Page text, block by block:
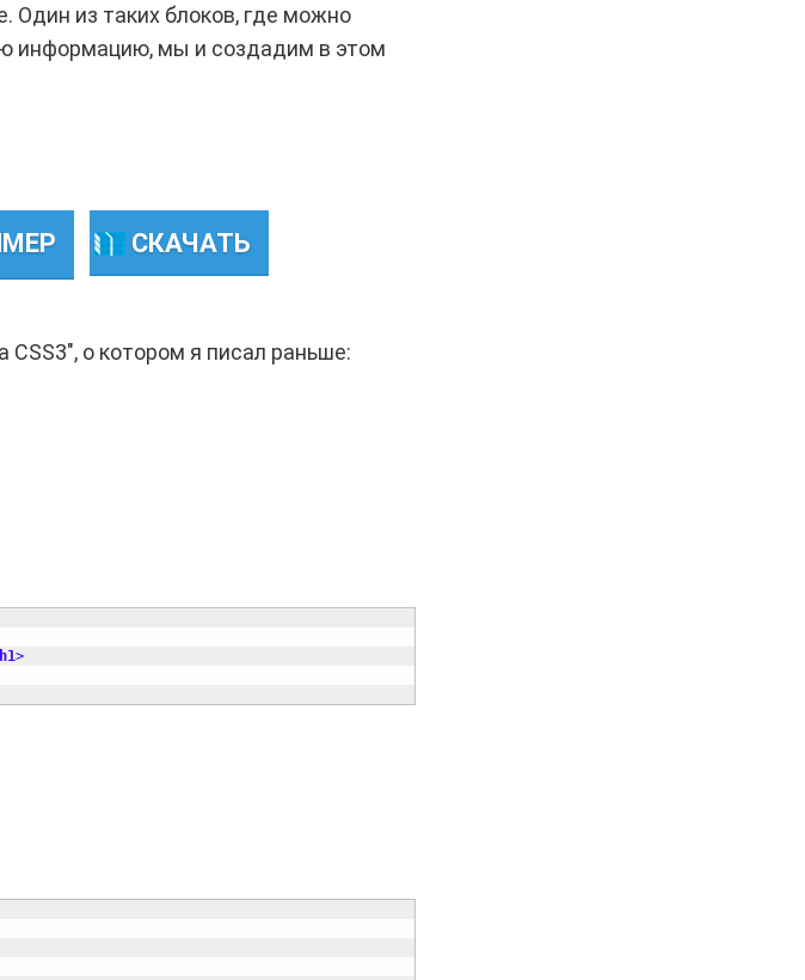
Один из таких блоков, где можно
информацию, мы и создадим в этом
СКАЧАТЬ
о котором я писал раньше:
>